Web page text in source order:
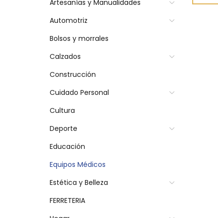
Artesanías y Manualidades
Automotriz
Bolsos y morrales
Calzados
Construcción
Cuidado Personal
Cultura
Deporte
Educación
Equipos Médicos
Estética y Belleza
FERRETERIA